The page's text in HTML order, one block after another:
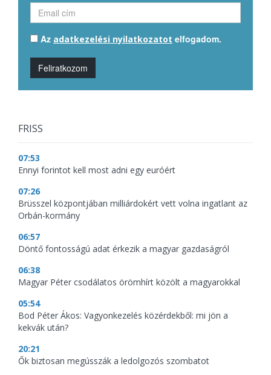
Az adatkezelési nyilatkozatot elfogadom.
Feliratkozom
FRISS
07:53
Ennyi forintot kell most adni egy euróért
07:26
Brüsszel központjában milliárdokért vett volna ingatlant az
Orbán-kormány
06:57
Döntő fontosságú adat érkezik a magyar gazdaságról
06:38
Magyar Péter csodálatos örömhírt közölt a magyarokkal
05:54
Bod Péter Ákos: Vagyonkezelés közérdekből: mi jön a
kekvák után?
20:21
Ők biztosan megússzák a ledolgozós szombatot